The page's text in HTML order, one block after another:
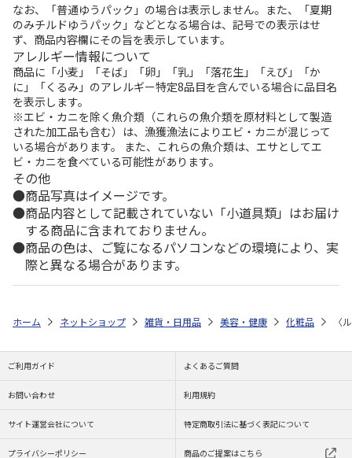
なお、「普通ゆうパック」の場合は表示しません。また、「夏期
のみチルドゆうパック」などとなる場合は、記号での表示はせ
ず、商品内容欄にその旨を表示しています。
アレルギー情報について
商品に「小麦」「そば」「卵」「乳」「落花生」「えび」「か
に」「くるみ」のアレルギー特定8品目を含んでいる場合に品目名
を表示します。
※エビ・カニを除く魚介類（これらの魚介類を原材料として製造
された加工品も含む）は、漁獲漁法によりエビ・カニが混じって
いる場合があります。 また、これらの魚介類は、エサとしてエ
ビ・カニを食べている可能性があります。
その他
商品写真はイメージです。
商品内容として記載されていない「小道具類」はお届け
する商品に含まれておりません。
商品の色は、ご覧になるパソコンなどの環境により、実
際と異なる場合があります。
ホーム ネットショップ 雑貨・日用品 美容・健康 化粧品 〈
ご利用ガイド よくあるご質問
お問い合わせ 利用規約
サイト運営会社について 特定商取引法に基づく表記について
プライバシーポリシー 商品のご提案はこちら